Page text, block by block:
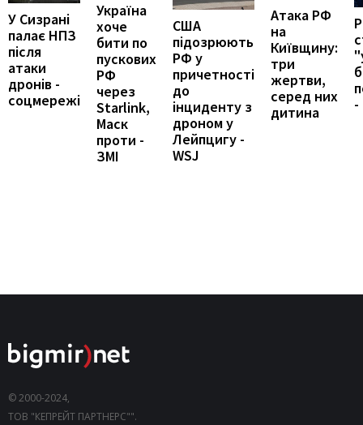
У Сизрані
палає НПЗ
після
атаки
дронів -
соцмережі
Україна
хоче
бити по
пускових
РФ
через
Starlink,
Маск
проти -
ЗМІ
США
підозрюють
РФ у
причетності
до
інциденту з
дроном у
Лейпцигу -
WSJ
Атака РФ
на
Київщину:
три
жертви,
серед них
дитина
-
© 2000-2024,
ТОВ "КЕПРЕЙТ ПАРТНЕРС"".